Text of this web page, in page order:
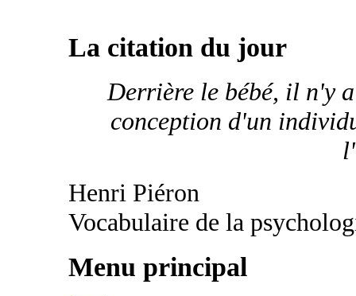
La citation du jour
Derrière le bébé, il n'y
conception d'un
Henri Piéron
Vocabulaire de la
Menu principal